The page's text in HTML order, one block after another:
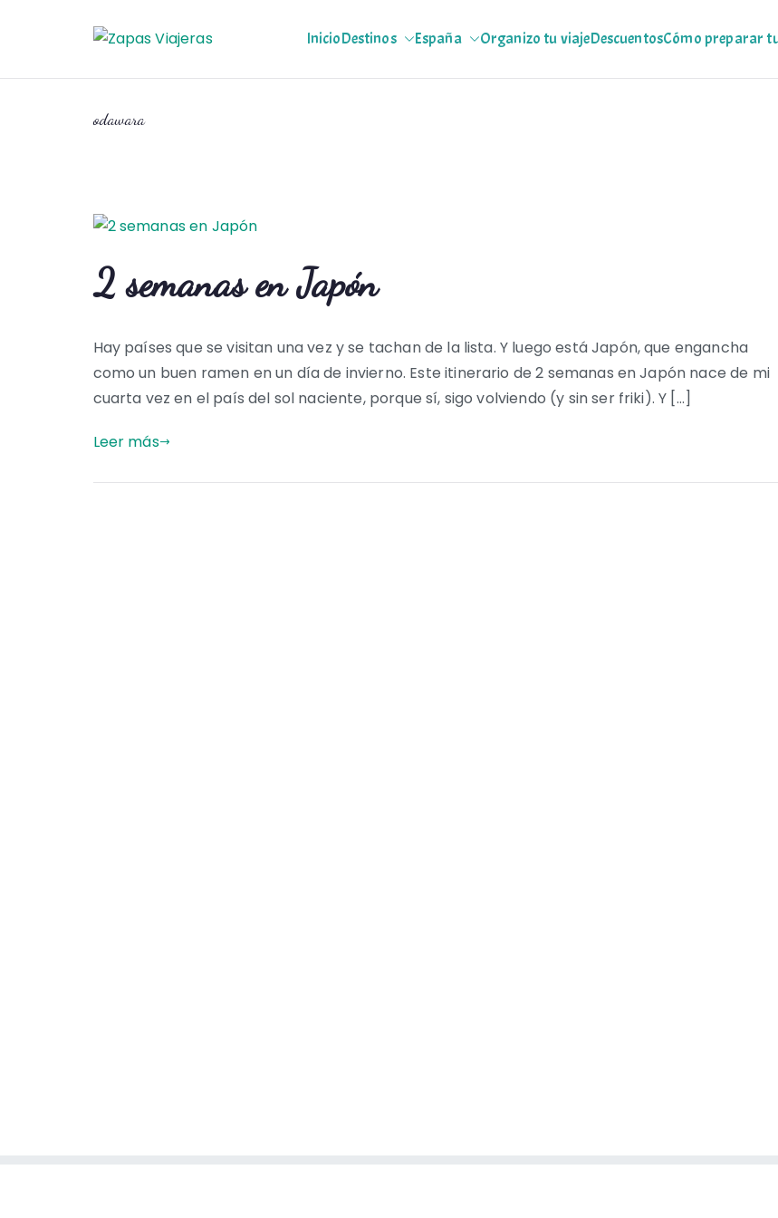
Zapas Viajeras
Zapas Viajeras viajes y escapadas pa que te copies
InicioDestinos España Organizo tu viajeDescuentosCómo preparar
odawara
2 semanas en Japón
Hay países que se visitan una vez y se tachan de la lista. Y luego está Japón, que engancha
como un buen ramen en un día de invierno. Este itinerario de 2 semanas en Japón nace de mi
cuarta vez en el país del sol naciente, porque sí, sigo volviendo (y sin ser friki). Y […]
Leer más